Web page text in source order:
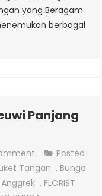
yang Beragam
berbagai
Panjang
On
Toko
Bunga
Posted
Tangan , Bunga
, FLORIST